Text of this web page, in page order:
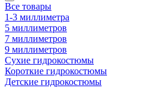
Все товары
1-3 миллиметра
5 миллиметров
7 миллиметров
9 миллиметров
Сухие гидрокостюмы
Короткие гидрокостюмы
Детские гидрокостюмы